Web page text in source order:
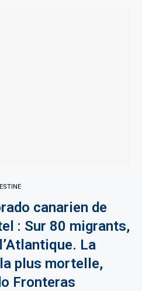
canarien de
: Sur 80 migrants,
La
plus mortelle,
Fronteras